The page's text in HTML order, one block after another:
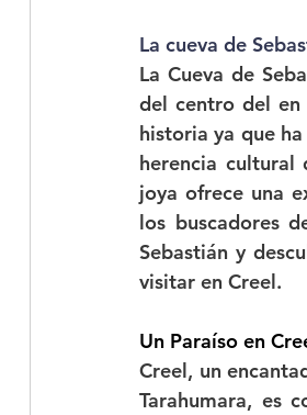
La cueva de
La Cueva de
del centro del en
historia ya que
herencia cultural
joya ofrece una
los buscadores
Sebastián y
visitar en Creel.
Un Paraíso en
Creel, un
Tarahumara, es